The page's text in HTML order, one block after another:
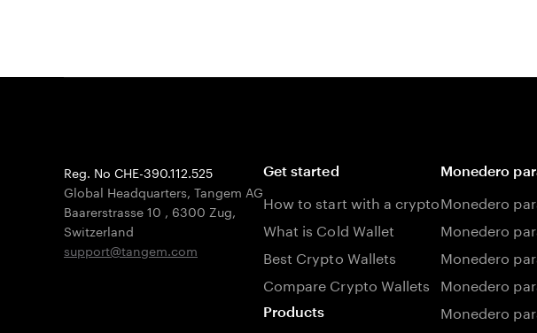
Reg. No CHE-390.112.525
Global Headquarters, Tangem AG
Baarerstrasse 10 , 6300 Zug,
Switzerland
support@tangem.com
Get started
How to start with a crypto
What is Cold Wallet
Best Crypto Wallets
Compare Crypto Wallets
Products
Monedero
Monedero
Monedero
Monedero
Monedero
Monedero